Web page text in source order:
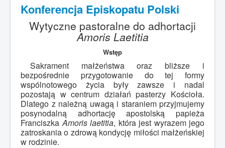
Konferencja Episkopatu Polski
Wytyczne pastoralne do adhortacji
Amoris Laetitia
Wstęp
Sakrament małżeństwa oraz bliższe i
bezpośrednie przygotowanie do tej formy
wspólnotowego życia były zawsze i nadal
pozostają w centrum działań pasterzy Kościoła.
Dlatego z należną uwagą i staraniem przyjmujemy
posynodalną adhortację apostolską papieża
FranciszkaAmoris laetitia, która jest wyrazem jego
zatroskania o zdrową kondycję miłości małżeńskiej
w rodzinie.